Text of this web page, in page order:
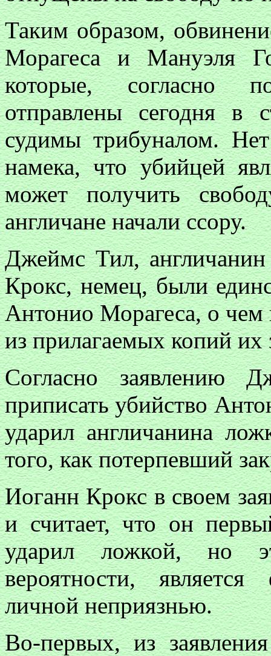
Таким образом,
Морагеса и Мануэля
которые, согласно
отправлены сегодня в
судимы трибуналом.
намека, что убийцей
может получить
англичане начали ссору.
Джеймс Тил,
Крокс, немец, были
Антонио Морагеса, о чем
из прилагаемых копий их
Согласно заявлению
приписать убийство
ударил англичанина
того, как потерпевший
Иоганн Крокс в своем
и считает, что он
ударил ложкой, но
вероятности,
личной неприязнью.
Во-первых, из